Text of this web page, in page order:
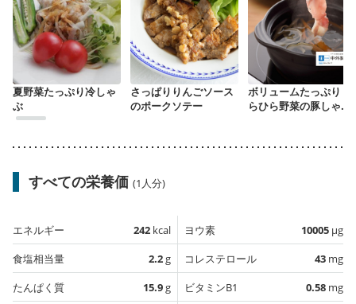
夏野菜たっぷり冷しゃ
ぶ
さっぱりりんごソース
のポークソテー
ボリュームたっぷり ひ
らひら野菜の豚しゃぶ
すべての栄養価 (1人分)
エネルギー 242 kcal
食塩相当量
2.2g
たんぱく質
15.9g
ヨウ素 10005 µg
コレステロール
43 mg
ビタミンB1
0.58 mg